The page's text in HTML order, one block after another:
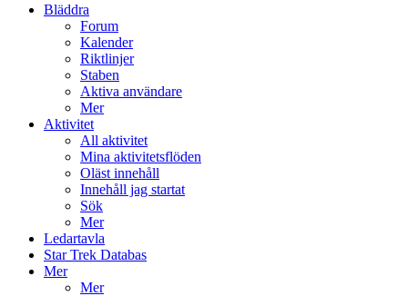
Bläddra
Forum
Kalender
Riktlinjer
Staben
Aktiva användare
Mer
Aktivitet
All aktivitet
Mina aktivitetsflöden
Oläst innehåll
Innehåll jag startat
Sök
Mer
Ledartavla
Star Trek Databas
Mer
Mer